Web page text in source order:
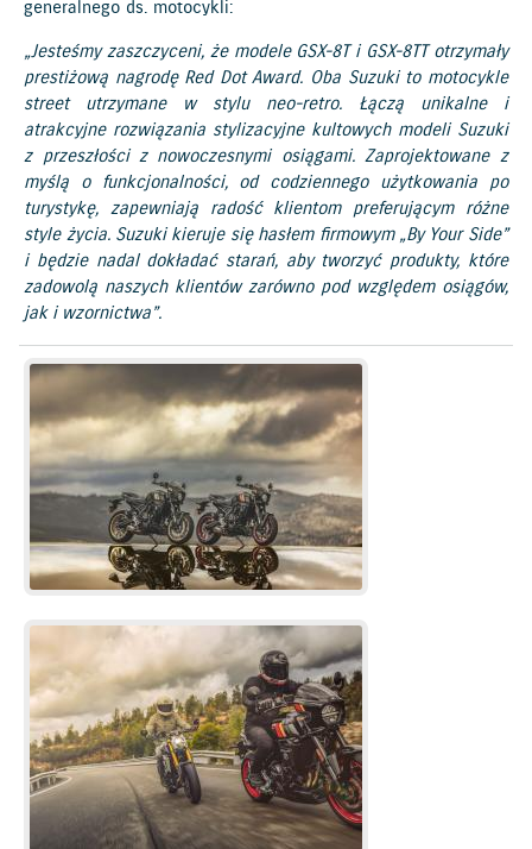
generalnego ds. motocykli:
„Jesteśmy zaszczyceni, że modele GSX-8T i GSX-8TT otrzymały
prestiżową nagrodę Red Dot Award. Oba Suzuki to motocykle
street utrzymane w stylu neo-retro. Łączą unikalne i
atrakcyjne rozwiązania stylizacyjne kultowych modeli Suzuki
z przeszłości z nowoczesnymi osiągami. Zaprojektowane z
myślą o funkcjonalności, od codziennego użytkowania po
turystykę, zapewniają radość klientom preferującym różne
style życia. Suzuki kieruje się hasłem firmowym „By Your Side”
i będzie nadal dokładać starań, aby tworzyć produkty, które
zadowolą naszych klientów zarówno pod względem osiągów,
jak i wzornictwa”.